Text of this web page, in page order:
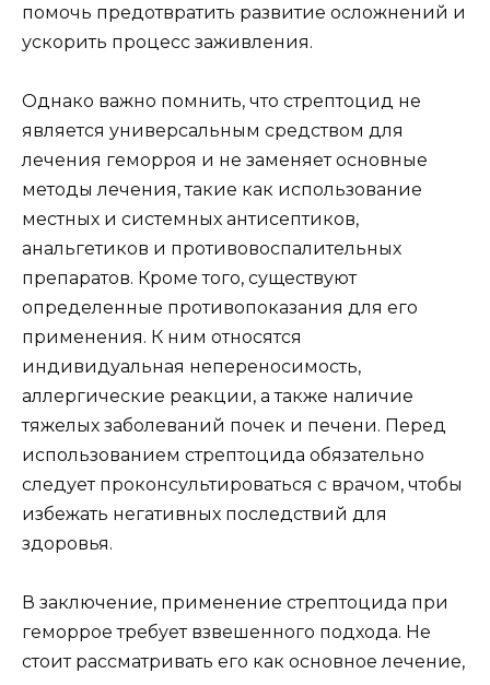
помочь предотвратить развитие осложнений и
ускорить процесс заживления.
Однако важно помнить, что стрептоцид не
является универсальным средством для
лечения геморроя и не заменяет основные
методы лечения, такие как использование
местных и системных антисептиков,
анальгетиков и противовоспалительных
препаратов. Кроме того, существуют
определенные противопоказания для его
применения. К ним относятся
индивидуальная непереносимость,
аллергические реакции, а также наличие
тяжелых заболеваний почек и печени. Перед
использованием стрептоцида обязательно
следует проконсультироваться с врачом, чтобы
избежать негативных последствий для
здоровья.
В заключение, применение стрептоцида при
геморрое требует взвешенного подхода. Не
стоит рассматривать его как основное лечение,